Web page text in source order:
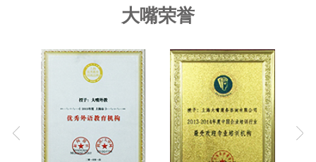
2026-07-28大嘴外教在线一对一到底怎么样？内行人来给你分析！
2026-07-27在线一对一外教网课怎么选？价格如何？——从踩坑到稳定的真实经历
大嘴荣誉